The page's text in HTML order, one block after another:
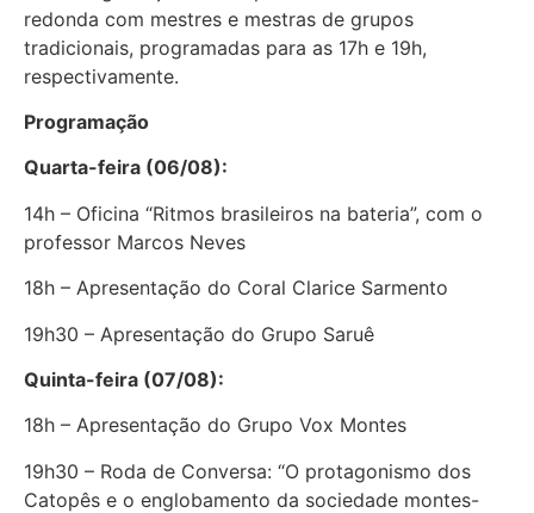
redonda com mestres e mestras de grupos
tradicionais, programadas para as 17h e 19h,
respectivamente.
Programação
Quarta-feira (06/08):
14h – Oficina “Ritmos brasileiros na bateria”, com o
professor Marcos Neves
18h – Apresentação do Coral Clarice Sarmento
19h30 – Apresentação do Grupo Saruê
Quinta-feira (07/08):
18h – Apresentação do Grupo Vox Montes
19h30 – Roda de Conversa: “O protagonismo dos
Catopês e o englobamento da sociedade montes-